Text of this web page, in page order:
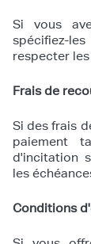
Si vous
spécifiez-
respecter
Frais de
Si des frais
paiement
d'incitation
les
Conditions